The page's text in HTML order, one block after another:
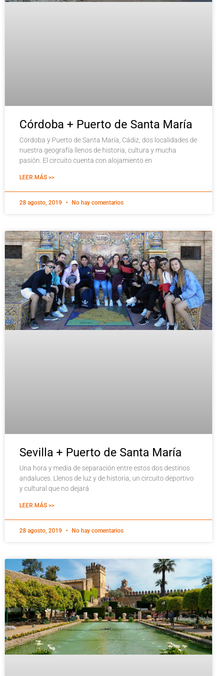
Córdoba + Puerto de Santa María
Córdoba y Puerto de Santa María, Cádiz, dos localidades de
nuestra geografía llenos de historia, cultura y mucha
pasión. El circuito cuenta con alojamiento en
LEER MÁS >>
28 agosto, 2019 No hay comentarios
Sevilla + Puerto de Santa María
Una hora y media de separación entre estos dos destinos
andaluces. Llenos de luz y de historia, un circuito deportivo
y cultural que no dejará
LEER MÁS >>
28 agosto, 2019 No hay comentarios